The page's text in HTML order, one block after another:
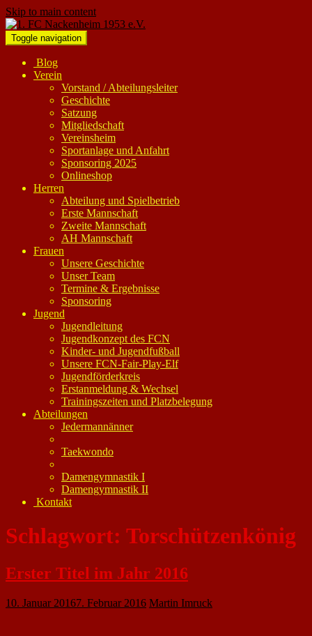
Skip to main content
Toggle navigation
Blog
Verein
Vorstand / Abteilungsleiter
Geschichte
Satzung
Mitgliedschaft
Vereinsheim
Sportanlage und Anfahrt
Sponsoring 2025
Onlineshop
Herren
Abteilung und Spielbetrieb
Erste Mannschaft
Zweite Mannschaft
AH Mannschaft
Frauen
Unsere Geschichte
Unser Team
Termine & Ergebnisse
Sponsoring
Jugend
Jugendleitung
Jugendkonzept des FCN
Kinder- und Jugendfußball
Unsere FCN-Fair-Play-Elf
Jugendförderkreis
Erstanmeldung & Wechsel
Trainingszeiten und Platzbelegung
Abteilungen
Jedermannänner
Taekwondo
Damengymnastik I
Damengymnastik II
Kontakt
Schlagwort: Torschützenkönig
Erster Titel im Jahr 2016
10. Januar 20167. Februar 2016 Martin Imruck